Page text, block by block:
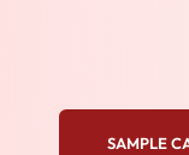
SAMPLE